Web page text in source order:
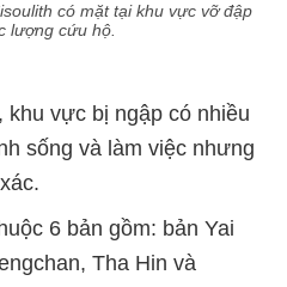
có mặt tại khu vực vỡ đập
lượng cứu hộ.
vực bị ngập có nhiều
sống và làm việc nhưng
6 bản gồm: bản Yai
Tha Hin và